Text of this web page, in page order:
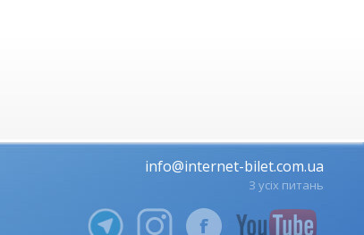
info@internet-bilet.com.ua
З усіх питань